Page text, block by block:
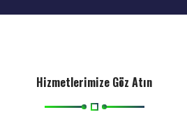
Hizmetlerimize Göz Atın